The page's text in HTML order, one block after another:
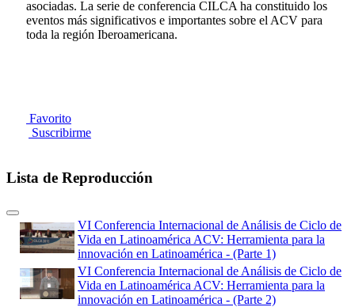
asociadas. La serie de conferencia CILCA ha constituido los
eventos más significativos e importantes sobre el ACV para
toda la región Iberoamericana.
Favorito
Suscribirme
Lista de Reproducción
VI Conferencia Internacional de Análisis de Ciclo de
Vida en Latinoamérica ACV: Herramienta para la
innovación en Latinoamérica - (Parte 1)
VI Conferencia Internacional de Análisis de Ciclo de
Vida en Latinoamérica ACV: Herramienta para la
innovación en Latinoamérica - (Parte 2)